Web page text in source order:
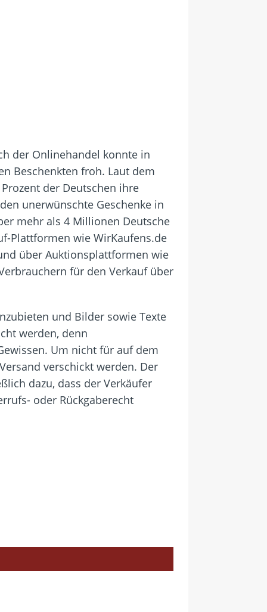
der Onlinehandel konnte in
Beschenkten froh. Laut dem
der Deutschen ihre
unerwünschte Geschenke in
mehr als 4 Millionen Deutsche
Plattformen wie WirKaufens.de
über Auktionsplattformen wie
für den Verkauf über
und Bilder sowie Texte
werden, denn
Um nicht für auf dem
verschickt werden. Der
dazu, dass der Verkäufer
oder Rückgaberecht